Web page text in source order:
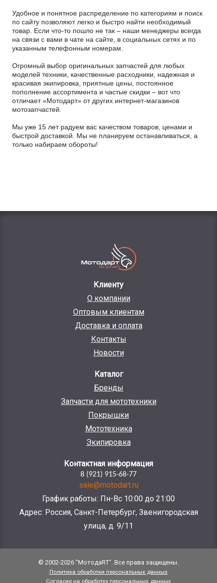
Удобное и понятное распределение по категориям и поиск
по сайту позволяют легко и быстро найти необходимый
товар. Если что-то пошло не так – наши менеджеры всегда
на связи с вами в чате на сайте, в социальных сетях и по
указанным телефонным номерам.
Огромный выбор оригинальных запчастей для любых
моделей техники, качественные расходники, надежная и
красивая экипировка, приятные цены, постоянное
пополнение ассортимента и частые скидки – вот что
отличает «Мотодарт» от других интернет-магазинов
мотозапчастей.
Мы уже 15 лет радуем вас качеством товаров, ценами и
быстрой доставкой. Мы не планируем останавливаться, а
только набираем обороты!
Клиенту
О компании
Оптовым клиентам
Доставка и оплата
Контакты
Новости
Каталог
Бренды
Запчасти для мототехники
Покрышки
Мототехника
Экипировка
Контактная информация
8 (921) 915-68-77
sale@motodart.ru
График работы: Пн-Вс 10:00 до 21:00
Адрес: Россия, Санкт-Петербург, Звенигородская
улица, д. 9/11
© 2002-2026 "МотодаRT". Все права защищены.
Политика обработки персональных данных
Согласие на обработку персональных данных